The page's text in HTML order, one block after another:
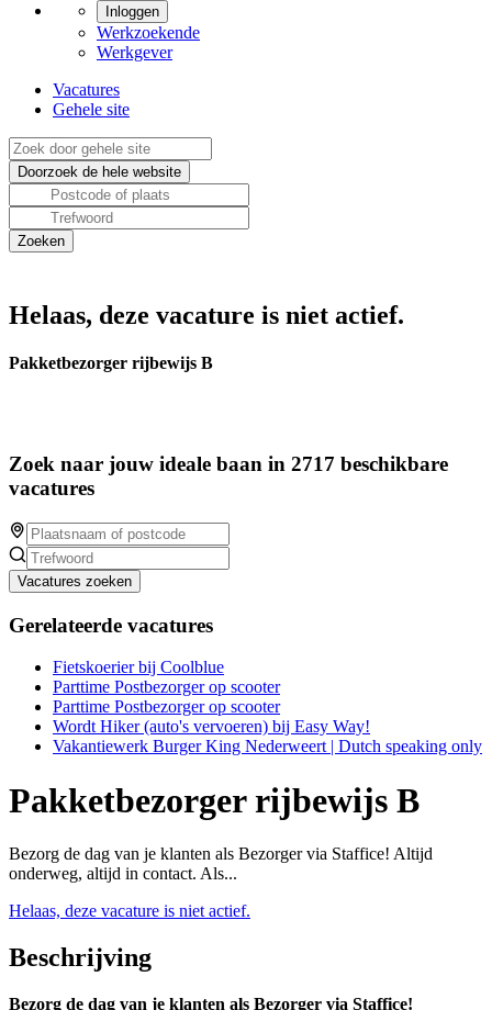
Inloggen
Werkzoekende
Werkgever
Vacatures
Gehele site
Helaas, deze vacature is niet actief.
Pakketbezorger rijbewijs B
Zoek naar jouw ideale baan in 2717 beschikbare
vacatures
Vacatures zoeken
Gerelateerde vacatures
Fietskoerier bij Coolblue
Parttime Postbezorger op scooter
Parttime Postbezorger op scooter
Wordt Hiker (auto's vervoeren) bij Easy Way!
Vakantiewerk Burger King Nederweert | Dutch speaking only
Pakketbezorger rijbewijs B
Bezorg de dag van je klanten als Bezorger via Staffice! Altijd
onderweg, altijd in contact. Als...
Helaas, deze vacature is niet actief.
Beschrijving
Bezorg de dag van je klanten als Bezorger via Staffice!